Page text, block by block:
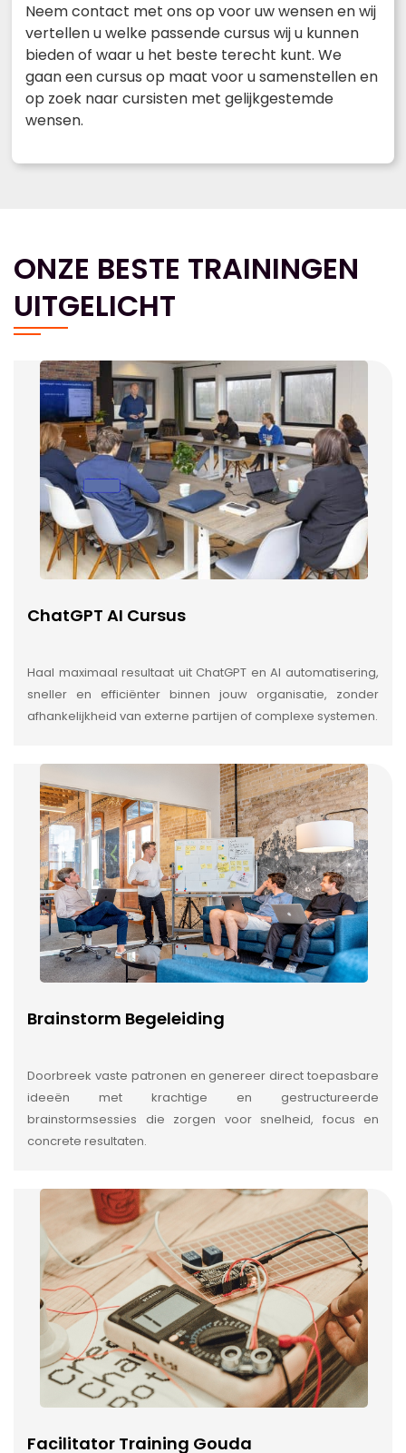
Neem contact met ons op voor uw wensen en wij
vertellen u welke passende cursus wij u kunnen
bieden of waar u het beste terecht kunt. We
gaan een cursus op maat voor u samenstellen en
op zoek naar cursisten met gelijkgestemde
wensen.
ONZE BESTE TRAININGEN
UITGELICHT
ChatGPT AI Cursus
Haal maximaal resultaat uit ChatGPT en AI automatisering,
sneller en efficiënter binnen jouw organisatie, zonder
afhankelijkheid van externe partijen of complexe systemen.
Brainstorm Begeleiding
Doorbreek vaste patronen en genereer direct toepasbare
ideeën met krachtige en gestructureerde
brainstormsessies die zorgen voor snelheid, focus en
concrete resultaten.
Facilitator Training Gouda